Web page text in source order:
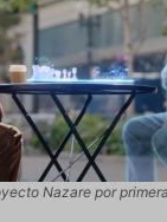
Nazare por